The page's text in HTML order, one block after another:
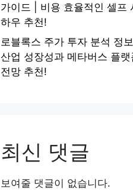
가이드 | 비용 효율적인 셀프
하우 추천!
로블록스 주가 투자 분석 정
산업 성장성과 메타버스 플
전망 추천!
최신 댓글
보여줄 댓글이 없습니다.